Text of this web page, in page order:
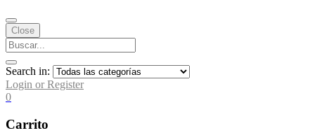
Close
Search in:
Login or Register
0
Carrito